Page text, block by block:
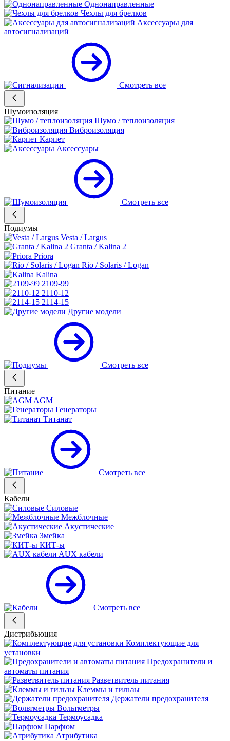
Однонаправленные
Чехлы для брелков
Аксессуары для
автосигнализаций
Смотреть все
Шумоизоляция
Шумо / теплоизоляция
Виброизоляция
Карпет
Аксессуары
Смотреть все
Подиумы
Vesta / Largus
Granta / Kalina 2
Priora
Rio / Solaris / Logan
Kalina
2109-99
2110-12
2114-15
Другие модели
Смотреть все
Питание
AGM
Генераторы
Титанат
Смотреть все
Кабели
Силовые
Межблочные
Акустические
Змейка
КИТ-ы
AUX кабели
Смотреть все
Дистрибьюция
Комплектующие для
установки
Предохранители и
автоматы питания
Разветвитель питания
Клеммы и гильзы
Держатели предохранителя
Вольтметры
Термоусадка
Парфюм
Атрибутика